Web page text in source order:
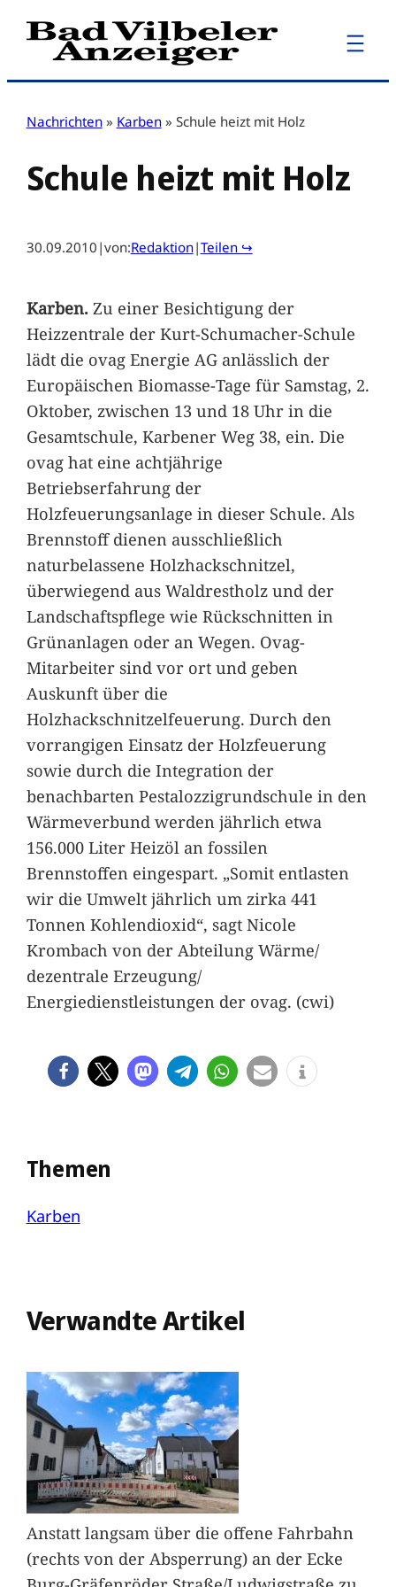
Zum
Inhalt
Nachrichten » Karben » Schule heizt mit Holz
Schule heizt mit Holz
30.09.2010 |von:Redaktion|Teilen ↪
Karben.Zu einer Besichtigung der
Heizzentrale der Kurt-Schumacher-Schule
lädt die ovag Energie AG anlässlich der
Europäischen Biomasse-Tage für Samstag, 2.
Oktober, zwischen 13 und 18 Uhr in die
Gesamtschule, Karbener Weg 38, ein. Die
ovag hat eine achtjährige
Betriebserfahrung der
Holzfeuerungsanlage in dieser Schule. Als
Brennstoff dienen ausschließlich
naturbelassene Holzhackschnitzel,
überwiegend aus Waldrestholz und der
Landschaftspflege wie Rückschnitten in
Grünanlagen oder an Wegen. Ovag-
Mitarbeiter sind vor ort und geben
Auskunft über die
Holzhackschnitzelfeuerung. Durch den
vorrangigen Einsatz der Holzfeuerung
sowie durch die Integration der
benachbarten Pestalozzigrundschule in den
Wärmeverbund werden jährlich etwa
156.000 Liter Heizöl an fossilen
Brennstoffen eingespart. „Somit entlasten
wir die Umwelt jährlich um zirka 441
Tonnen Kohlendioxid“, sagt Nicole
Krombach von der Abteilung Wärme/
dezentrale Erzeugung/
Energiedienstleistungen der ovag. (cwi)
Themen
Karben
Verwandte Artikel
Anstatt langsam über die offene Fahrbahn
(rechts von der Absperrung) an der Ecke